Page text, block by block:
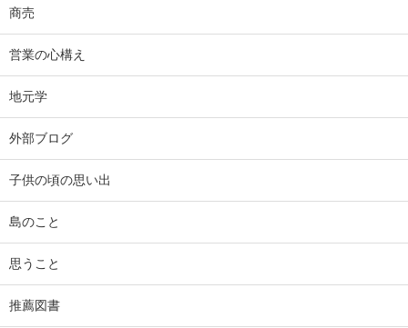
商売
営業の心構え
地元学
外部ブログ
子供の頃の思い出
島のこと
思うこと
推薦図書